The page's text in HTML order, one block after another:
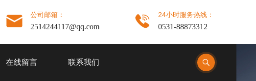
公司邮箱：
2514244117@qq.com
24小时服务热线：
0531-88873312
在线留言 联系我们